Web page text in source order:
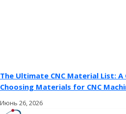
The Ultimate CNC Material List:
Choosing Materials for CNC
Июнь 26, 2026